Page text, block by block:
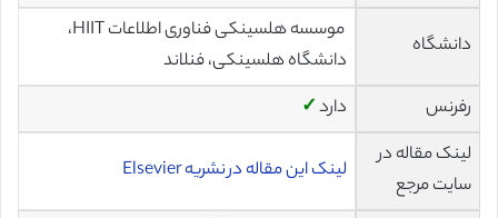
دانشگاه
موسسه هلسینکی فناوری اطلاعات HIIT،
دانشگاه هلسینکی، فنلاند
رفرنس
دارد✓
لینک مقاله در
سایت مرجع
لینک این مقاله در نشریه Elsevier